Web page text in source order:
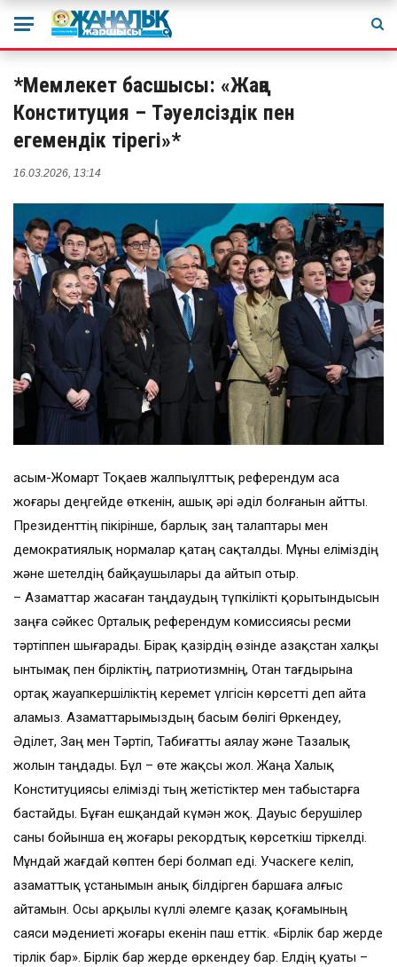
*Мемлекет басшысы: «Жаңа
Конституция – Тәуелсіздік пен
егемендік тірегі»*
16.03.2026, 13:14
Қасым-Жомарт Тоқаев жалпыұлттық референдум аса
жоғары деңгейде өткенін, ашық әрі әділ болғанын айтты.
Президенттің пікірінше, барлық заң талаптары мен
демократиялық нормалар қатаң сақталды. Мұны еліміздің
және шетелдің байқаушылары да айтып отыр.
– Азаматтар жасаған таңдаудың түпкілікті қорытындысын
заңға сәйкес Орталық референдум комиссиясы ресми
тәртіппен шығарады. Бірақ қазірдің өзінде Қазақстан халқы
ынтымақ пен бірліктің, патриотизмнің, Отан тағдырына
ортақ жауапкершіліктің керемет үлгісін көрсетті деп айта
аламыз. Азаматтарымыздың басым бөлігі Өркендеу,
Әділет, Заң мен Тәртіп, Табиғатты аялау және Тазалық
жолын таңдады. Бұл – өте жақсы жол. Жаңа Халық
Конституциясы елімізді тың жетістіктер мен табыстарға
бастайды. Бұған ешқандай күмән жоқ. Дауыс берушілер
саны бойынша ең жоғары рекордтық көрсеткіш тіркелді.
Мұндай жағдай көптен бері болмап еді. Учаскеге келіп,
азаматтық ұстанымын анық білдірген баршаға алғыс
айтамын. Осы арқылы күллі әлемге қазақ қоғамының
саяси мәдениеті жоғары екенін паш еттік. «Бірлік бар жерде
тірлік бар». Бірлік бар жерде өркендеу бар. Елдің қуаты –